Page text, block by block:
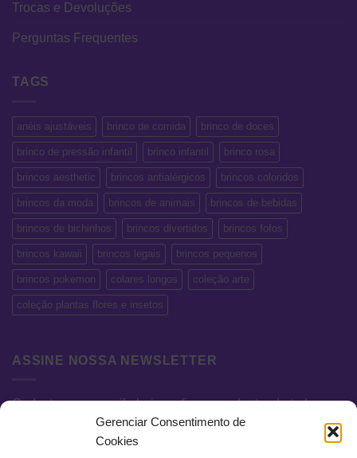
Gerenciar Consentimento de
Cookies
Trocas e Devoluções
Perguntas Frequentes
TAGS
anéis ajustáveis brinco de comida brinco de doces
brinco de pressão infantil brinco infantil brinco rosa
brincos aesthetic brincos antialérgicos brincos coloridos
brincos da moda brincos de animais brincos de bebidas
brincos de bichinhos brincos divertidos brincos fofos
brincos kawaii brincos legais brincos pequenos
brincos pokemon colares longos coleção arte
coleção plantas flores e insetos
ASSINE NOSSA NEWSLETTER
Cadastre seu e-mail abaixo e fique por dentro de todas as
novidades e promoções exclusivas.